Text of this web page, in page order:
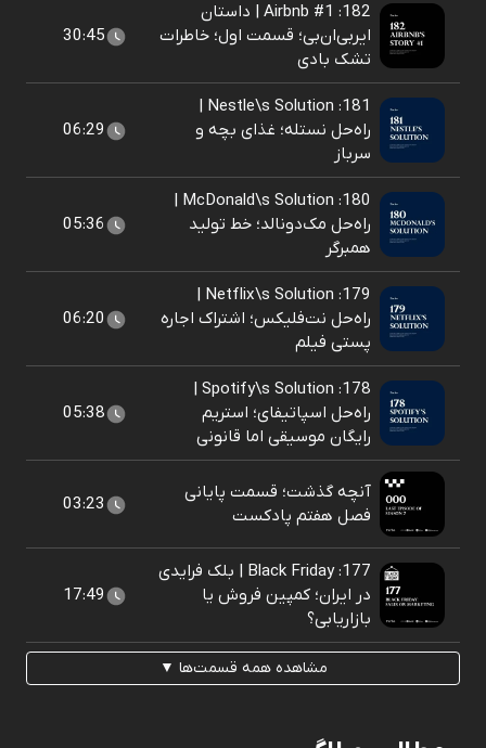
182: Airbnb #1 | داستان
ایربی‌ان‌بی؛ قسمت اول؛ خاطرات
تشک بادی
30:45
181: Nestle\s Solution |
راه‌حل نستله؛ غذای بچه و
سرباز
06:29
180: McDonald\s Solution |
راه‌حل مک‌دونالد؛ خط تولید
همبرگر
05:36
179: Netflix\s Solution |
راه‌حل نت‌فلیکس؛ اشتراک اجاره
پستی فیلم
06:20
178: Spotify\s Solution |
راه‌حل اسپاتیفای؛ استریم
رایگان موسیقی اما قانونی
05:38
آنچه گذشت؛ قسمت پایانی
فصل هفتم پادکست
03:23
177: Black Friday | بلک فرایدی
در ایران؛ کمپین فروش یا
بازاریابی؟
17:49
مشاهده همه قسمت‌ها ▼